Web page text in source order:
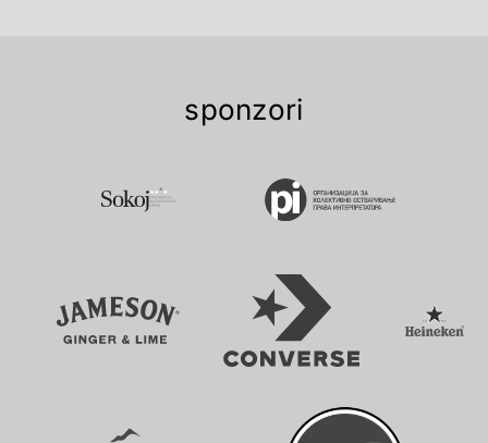
sponzori